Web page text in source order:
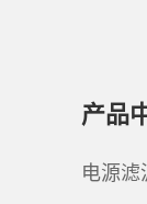
产品
电源滤